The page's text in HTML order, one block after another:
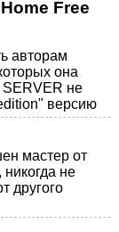
Free
авторам
она
SERVER не
версию
мастер от
не
другого